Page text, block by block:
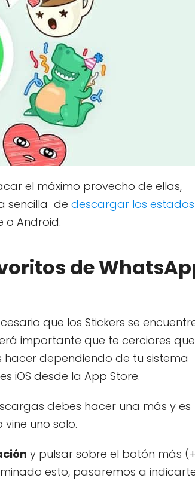
el máximo provecho de ellas,
sencilla de descargar los estados
o Android.
de
que los Stickers se
importante que te cerciores que
dependiendo de tu sistema
iOS desde la App Store.
debes hacer una más y es
uno solo.
y pulsar sobre el botón más
esto, pasaremos a